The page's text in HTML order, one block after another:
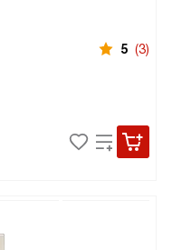
5 (3)